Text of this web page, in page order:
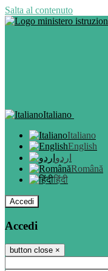
Salta al contenuto
Italiano
Italiano
English
اردو
Română
हिंदी
Accedi
Accedi
button close ×